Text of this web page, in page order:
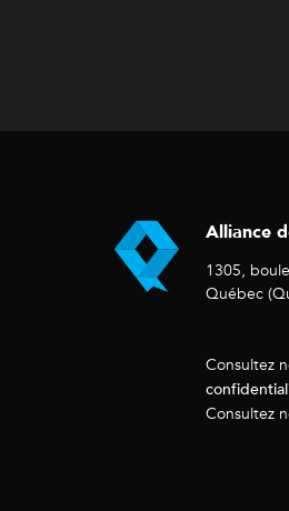
Alliance
1305,
Québec
Consultez
Consultez